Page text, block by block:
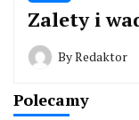
Zalety i
ByRedaktor
Polecamy